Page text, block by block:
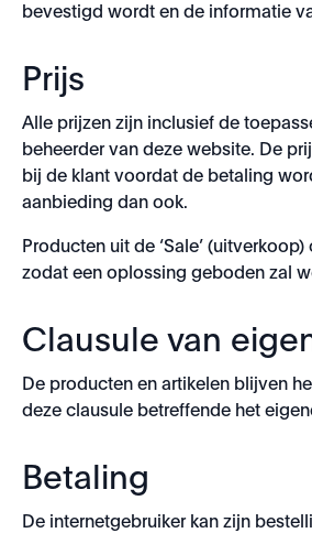
bevestigd wordt en de informatie
Prijs
Alle prijzen zijn inclusief de
beheerder van deze website. De
bij de klant voordat de betaling
aanbieding dan ook.
Producten uit de ‘Sale’
zodat een oplossing geboden zal
Clausule van
De producten en artikelen blijven
deze clausule betreffende het
Betaling
De internetgebruiker kan zijn